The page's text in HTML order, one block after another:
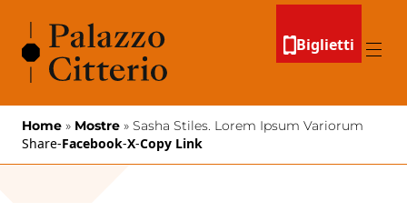
Biglietti
Menu
Home » Mostre » Sasha Stiles. Lorem Ipsum Variorum
Share-Facebook-X-Copy Link